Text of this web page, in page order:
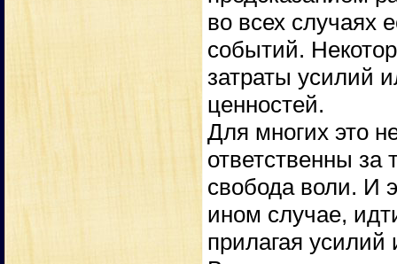
во всех случаях
событий.
затраты усилий
ценностей.
Для многих это
ответственны за
свобода воли. И
ином случае,
прилагая